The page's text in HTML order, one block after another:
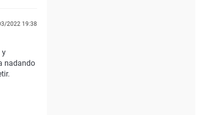
2022 19:38
y
nadando